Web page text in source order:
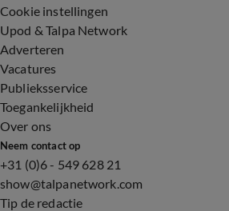
Cookie instellingen
Upod & Talpa Network
Adverteren
Vacatures
Publieksservice
Toegankelijkheid
Over ons
Neem contact op
+31 (0)6 - 549 628 21
show@talpanetwork.com
Tip de redactie